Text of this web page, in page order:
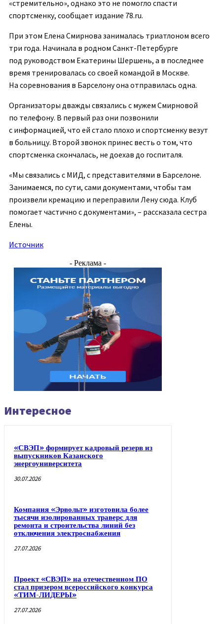
«стремительно», однако это не помогло спасти
спортсменку, сообщает издание 78.ru.
При этом Елена Смирнова занималась триатлоном всего
три года. Начинала в родном Санкт-Петербурге
под руководством Екатерины Шершень, а в последнее
время тренировалась со своей командой в Москве.
На соревнования в Барселону она отправилась одна.
Организаторы дважды связались с мужем Смирновой
по телефону. В первый раз они позвонили
с информацией, что ей стало плохо и спортсменку везут
в больницу. Второй звонок принес весть о том, что
спортсменка скончалась, не доехав до госпиталя.
«Мы связались с МИД, с представителями в Барселоне.
Занимаемся, по сути, сами документами, чтобы там
произвели кремацию и переправили Лену сюда. Клуб
помогает частично с документами», – рассказала сестра
Елены.
Источник
- Реклама -
Интересное
«СВЭП» формирует кадровый резерв из
выпускников Казанского
энергоуниверситета
30.07.2026
Компания «Эрвольт» изготовила более
тысячи изолированных траверс для
ремонта и строительства линий без
отключения электроснабжения
27.07.2026
Проект «СВЭП» на отечественном ПО
стал призером всероссийского конкурса
«ТИМ-ЛИДЕРЫ»
27.07.2026